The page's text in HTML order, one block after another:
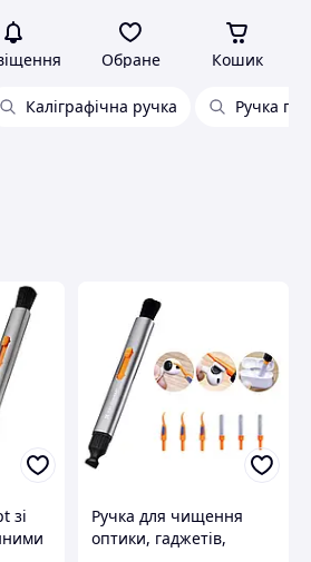
Обране Кошик
Каліграфічна ручка Ручка
зі
Ручка для чищення
оптики, гаджетів,